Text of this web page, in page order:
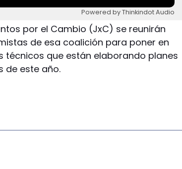
Powered by Thinkindot Audio
por el Cambio (JxC) se reunirán
de esa coalición para poner en
técnicos que están elaborando planes
de este año.